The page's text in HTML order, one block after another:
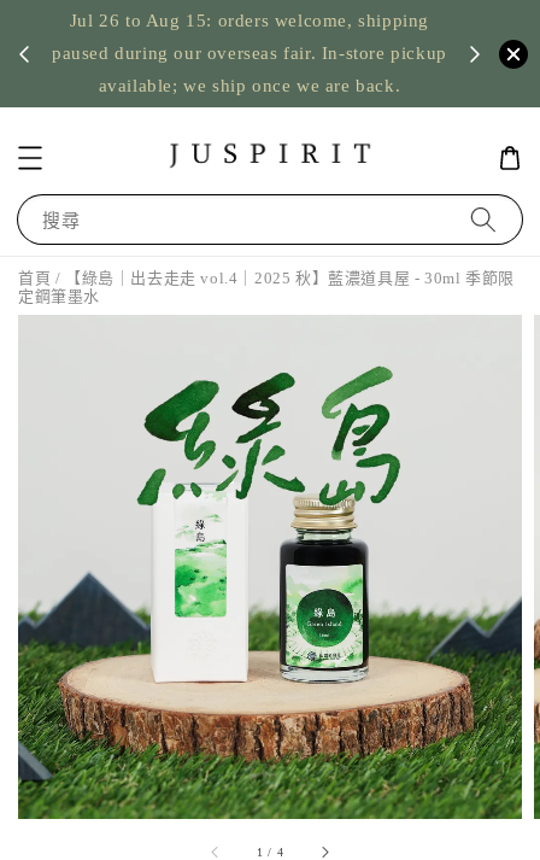
Jul 26 to Aug 15: orders welcome, shipping
paused during our overseas fair. In-store pickup
available; we ship once we are back.
US
搜尋
首頁 / 【綠島｜出去走走 vol.4｜2025 秋】藍濃道具屋 - 30ml 季節限
定鋼筆墨水
1 / 4